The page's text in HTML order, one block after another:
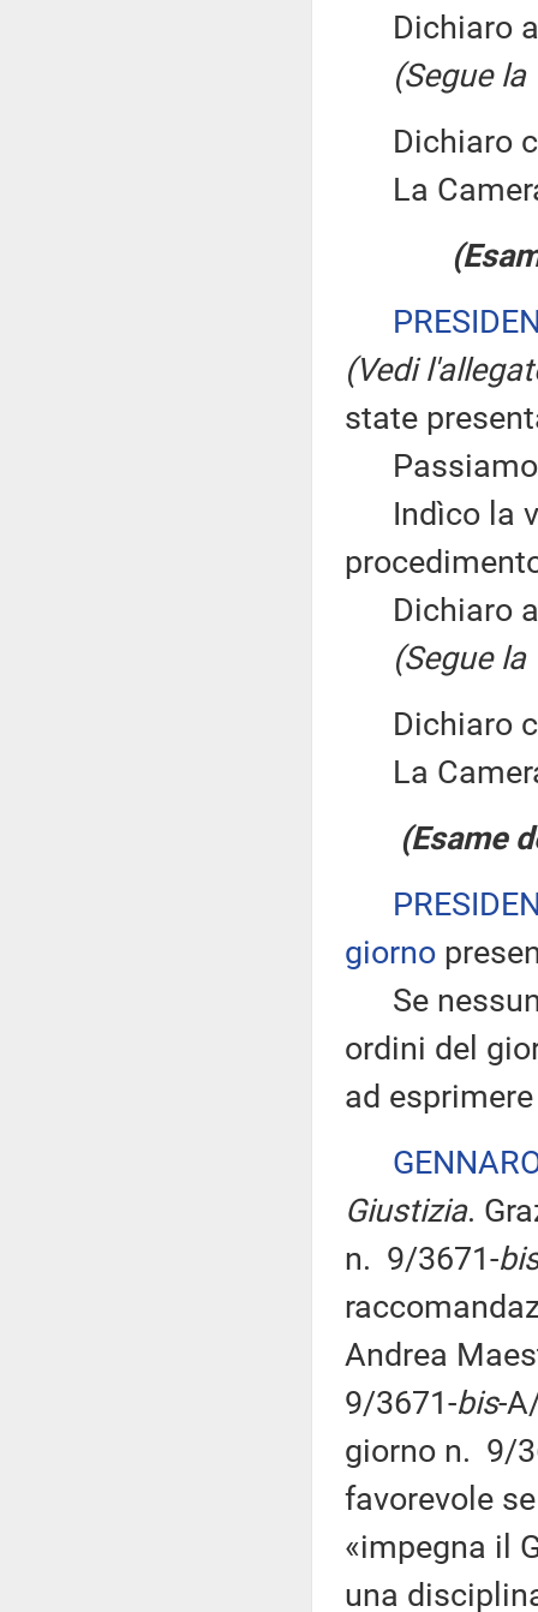
Dichiaro
(Segue
Dichiaro
La
(Vedi
state
Passiamo
Indìco la
Dichiaro
(Segue
Dichiaro
La
(Esame
giorno
Se
ordini del
ad
Giustizia.
n. 9/3671-
Andrea
9/3671-bis-
giorno n. 9/
favorevole
«impegna il
una